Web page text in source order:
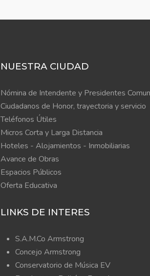
NUESTRA CIUDAD
Nómina de Intendente y Presidentes
Ciudadanos de Honor, trayectoria y servicio
Teléfonos Útiles
Micros Corta y Larga Distancia
Hoteles - Alojamientos - Inmobiliarias
Avance de Obras
Espacios Públicos
Oferta Educativa
LINKS DE INTERES
S.A.M.Co Armstrong
Concejo Armstrong
Conservatorio de Música EV